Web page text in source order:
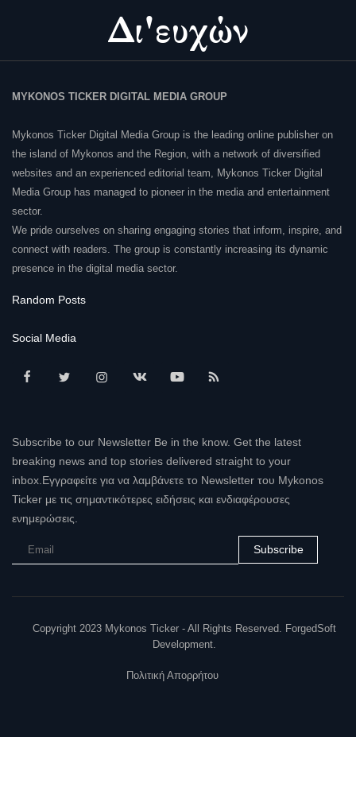
MYKONOS TICKER DIGITAL MEDIA GROUP
Mykonos Ticker Digital Media Group is the leading online publisher on
the island of Mykonos and the Region, with a network of diversified
websites and an experienced editorial team, Mykonos Ticker Digital
Media Group has managed to pioneer in the media and entertainment
sector.
We pride ourselves on sharing engaging stories that inform, inspire, and
connect with readers. The group is constantly increasing its dynamic
presence in the digital media sector.
Random Posts
Social Media
Subscribe to our Newsletter Be in the know. Get the latest
breaking news and top stories delivered straight to your
inbox.Εγγραφείτε για να λαμβάνετε το Newsletter του Mykonos
Ticker με τις σημαντικότερες ειδήσεις και ενδιαφέρουσες
ενημερώσεις.
Subscribe
Copyright 2023 Mykonos Ticker - All Rights Reserved. ForgedSoft
Development.
Πολιτική Απορρήτου